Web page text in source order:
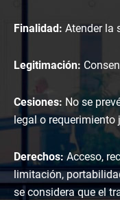
Finalidad: Atender la
Legitimación:
Cesiones: No se
legal o requerimiento
Derechos: Acceso,
limitación,
se considera que el